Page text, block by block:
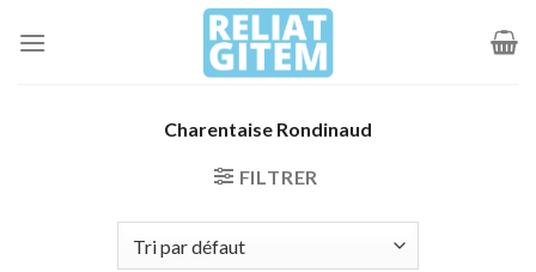
Charentaise Rondinaud
FILTRER